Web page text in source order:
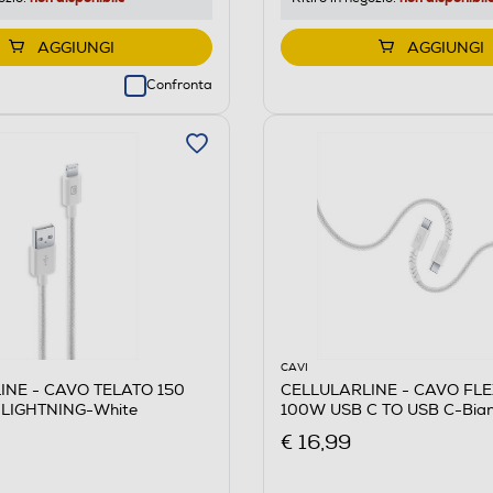
AGGIUNGI
Confronta
AGGIUNGI
- CAVO TELATO 150
White
CAVI
CELLULARLINE - CAVO
100W USB C TO USB C-
€ 16,99